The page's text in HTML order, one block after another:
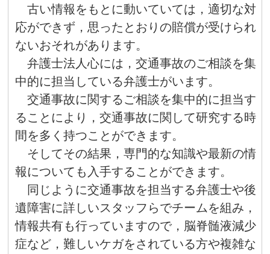
古い情報をもとに動いていては，適切な対
応ができず，思ったとおりの賠償が受けられ
ないおそれがあります。
弁護士法人心には，交通事故のご相談を集
中的に担当している弁護士がいます。
交通事故に関するご相談を集中的に担当す
ることにより，交通事故に関して研究する時
間を多く持つことができます。
そしてその結果，専門的な知識や最新の情
報についても入手することができます。
同じように交通事故を担当する弁護士や後
遺障害に詳しいスタッフらでチームを組み，
情報共有も行っていますので，脳脊髄液減少
症など，難しいケガをされている方や複雑な